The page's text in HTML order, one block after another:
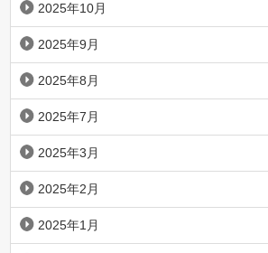
2025年10月
2025年9月
2025年8月
2025年7月
2025年3月
2025年2月
2025年1月